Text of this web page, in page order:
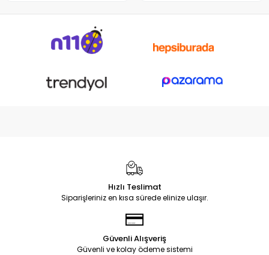
Hızlı Teslimat
Siparişleriniz en kısa sürede elinize ulaşır.
Güvenli Alışveriş
Güvenli ve kolay ödeme sistemi